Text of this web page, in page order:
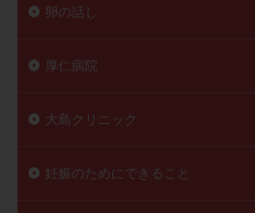
卵の話し
厚仁病院
大島クリニック
妊娠のためにできること